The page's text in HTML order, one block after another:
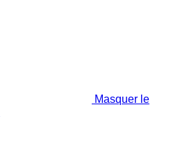
Masquer le